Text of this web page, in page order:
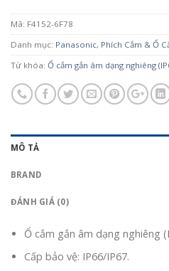
Mã: F4152-6F78
Danh mục: Panasonic, Phích Cắm & Ổ
Từ khóa: Ổ cắm gắn âm dạng nghiêng
MÔ TẢ
BRAND
ĐÁNH GIÁ (0)
Ổ cắm gắn âm dạng nghiêng
Cấp bảo vệ: IP66/IP67.